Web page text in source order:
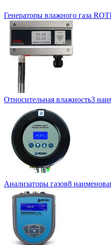
Генераторы влажного газа
Относительная влажность3
Анализаторы газов8